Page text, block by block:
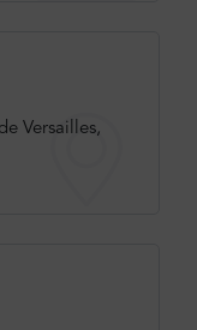
Versailles,